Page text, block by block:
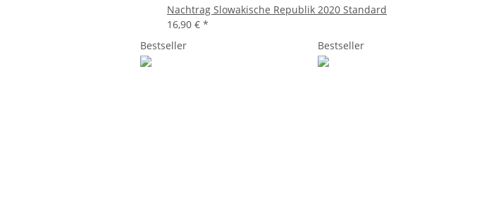
Nachtrag Slowakische Republik 2020 Standard
16,90 € *
Bestseller Bestseller